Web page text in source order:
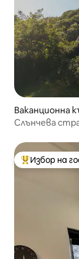
Ваканционна
Слънчева
Най-Избор на